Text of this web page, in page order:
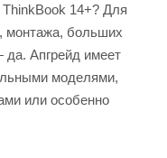
14+? Для
монтажа, больших
да. Апгрейд имеет
моделями,
или особенно